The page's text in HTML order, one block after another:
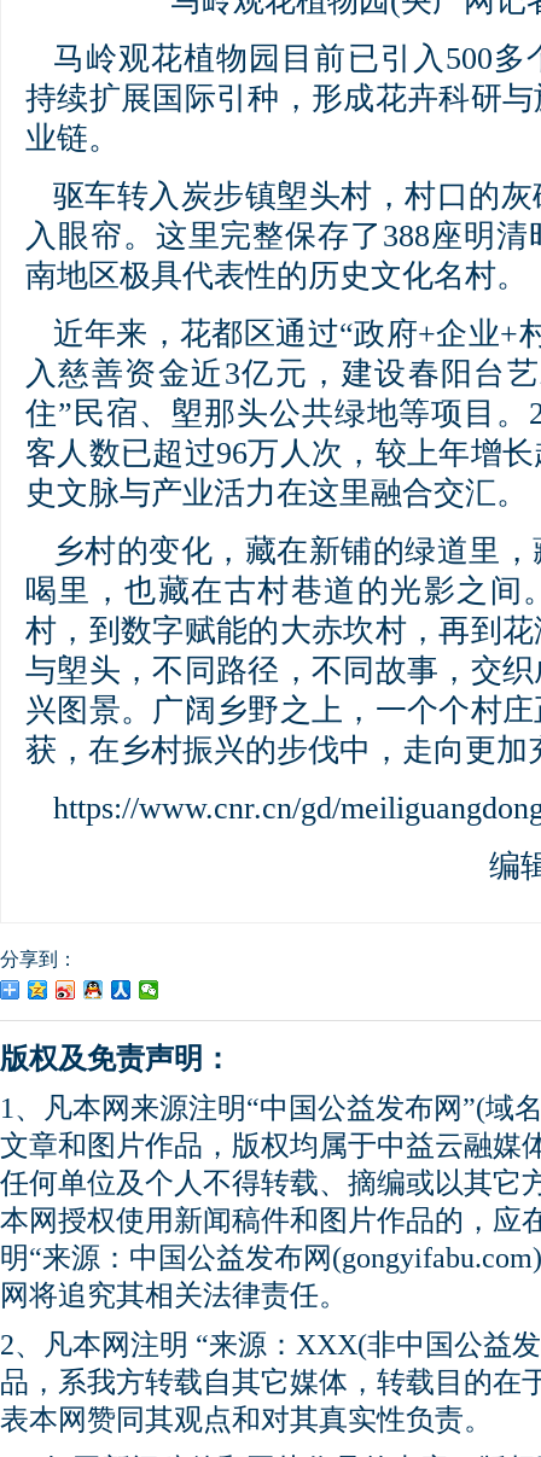
马岭观花植物园目前已引入500
持续扩展国际引种，形成花卉科研
业链。
驱车转入炭步镇塱头村，村口的
入眼帘。这里完整保存了388座明
南地区极具代表性的历史文化名村。
近年来，花都区通过“政府+企业+
入慈善资金近3亿元，建设春阳台
住”民宿、塱那头公共绿地等项目。
客人数已超过96万人次，较上年增
史文脉与产业活力在这里融合交汇。
乡村的变化，藏在新铺的绿道里
喝里，也藏在古村巷道的光影之间
村，到数字赋能的大赤坎村，再到
与塱头，不同路径，不同故事，交
兴图景。广阔乡野之上，一个个村
获，在乡村振兴的步伐中，走向更加
https://www.cnr.cn/gd/
编
分享到：
版权及免责声明：
1、凡本网来源注明“中国公益发布网”(域
文章和图片作品，版权均属于中益云融媒
任何单位及个人不得转载、摘编或以其它
本网授权使用新闻稿件和图片作品的，应
明“来源：中国公益发布网
网将追究其相关法律责任。
2、凡本网注明 “来源：XXX(非中国公益
品，系我方转载自其它媒体，转载目的在
表本网赞同其观点和对其真实性负责。